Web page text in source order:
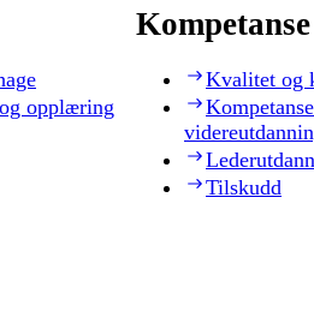
opplæring
Kvalitet og
Tilskudd